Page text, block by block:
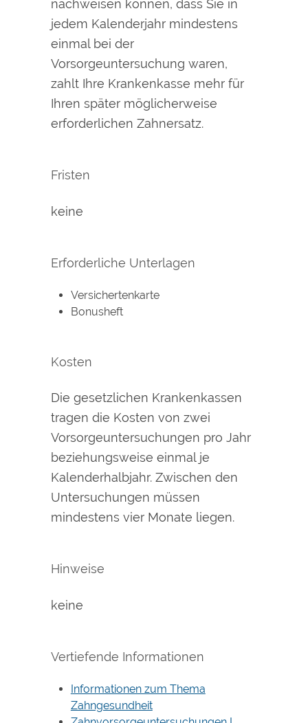
nachweisen können, dass Sie in
jedem Kalenderjahr mindestens
einmal bei der
Vorsorgeuntersuchung waren,
zahlt Ihre Krankenkasse mehr für
Ihren später möglicherweise
erforderlichen Zahnersatz.
Fristen
keine
Erforderliche Unterlagen
Versichertenkarte
Bonusheft
Kosten
Die gesetzlichen Krankenkassen
tragen die Kosten von zwei
Vorsorgeuntersuchungen pro Jahr
beziehungsweise einmal je
Kalenderhalbjahr. Zwischen den
Untersuchungen müssen
mindestens vier Monate liegen.
Hinweise
keine
Vertiefende Informationen
Informationen zum Thema
Zahngesundheit